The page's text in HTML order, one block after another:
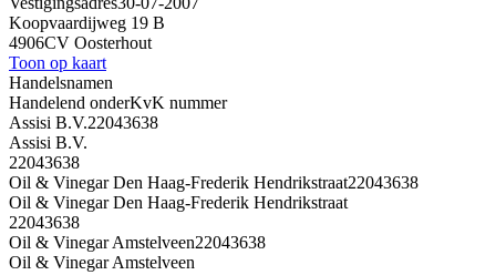
Koopvaardijweg 19 B
4906CV Oosterhout
Toon op kaart
Handelsnamen
Handelend onderKvK nummer
Assisi B.V.22043638
Assisi B.V.
22043638
Oil & Vinegar Den Haag-Frederik Hendrikstraat22043638
Oil & Vinegar Den Haag-Frederik Hendrikstraat
22043638
Oil & Vinegar Amstelveen22043638
Oil & Vinegar Amstelveen